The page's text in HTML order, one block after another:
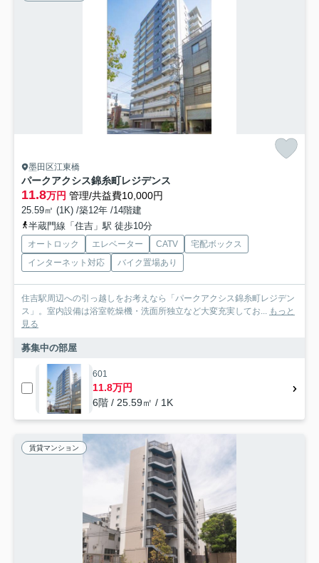
墨田区江東橋
パークアクシス錦糸町レジデンス
11.8万円 管理/共益費10,000円
25.59㎡ (1K) /築12年 /14階建
半蔵門線「住吉」駅 徒歩10分
オートロック エレベーター CATV
宅配ボックス
インターネット対応
バイク置場あり
住吉駅周辺への引っ越しをお考えなら「パークアクシス錦糸町レジデン
ス」。室内設備は浴室乾燥機・洗面所独立など大変充実してお... もっと
見る
募集中の部屋
601
11.8万円
6階 / 25.59㎡ / 1K
賃貸マンション